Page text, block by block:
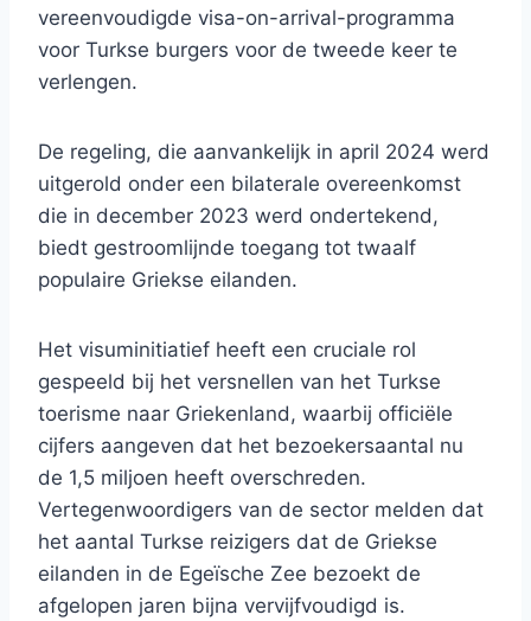
vereenvoudigde visa-on-arrival-programma
voor Turkse burgers voor de tweede keer te
verlengen.
De regeling, die aanvankelijk in april 2024 werd
uitgerold onder een bilaterale overeenkomst
die in december 2023 werd ondertekend,
biedt gestroomlijnde toegang tot twaalf
populaire Griekse eilanden.
Het visuminitiatief heeft een cruciale rol
gespeeld bij het versnellen van het Turkse
toerisme naar Griekenland, waarbij officiële
cijfers aangeven dat het bezoekersaantal nu
de 1,5 miljoen heeft overschreden.
Vertegenwoordigers van de sector melden dat
het aantal Turkse reizigers dat de Griekse
eilanden in de Egeïsche Zee bezoekt de
afgelopen jaren bijna vervijfvoudigd is.